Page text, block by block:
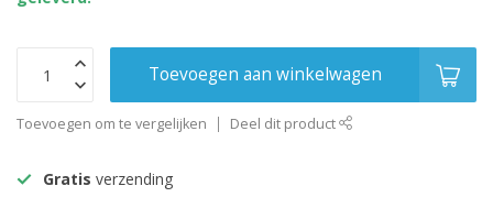
Toevoegen aan winkelwagen
Toevoegen om te vergelijken Deel dit product
Gratis verzending